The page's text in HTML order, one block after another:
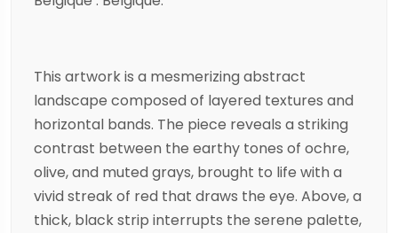
This artwork is a mesmerizing abstract
landscape composed of layered textures and
horizontal bands. The piece reveals a striking
contrast between the earthy tones of ochre,
olive, and muted grays, brought to life with a
vivid streak of red that draws the eye. Above, a
thick, black strip interrupts the serene palette,